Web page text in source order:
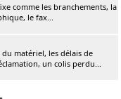
comme les branchements, la
le fax...
matériel, les délais de
un colis perdu...